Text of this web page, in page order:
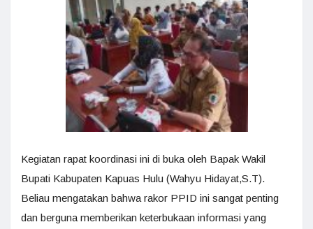
Kegiatan rapat koordinasi ini di buka oleh Bapak Wakil
Bupati Kabupaten Kapuas Hulu (Wahyu Hidayat,S.T).
Beliau mengatakan bahwa rakor PPID ini sangat penting
dan berguna memberikan keterbukaan informasi yang